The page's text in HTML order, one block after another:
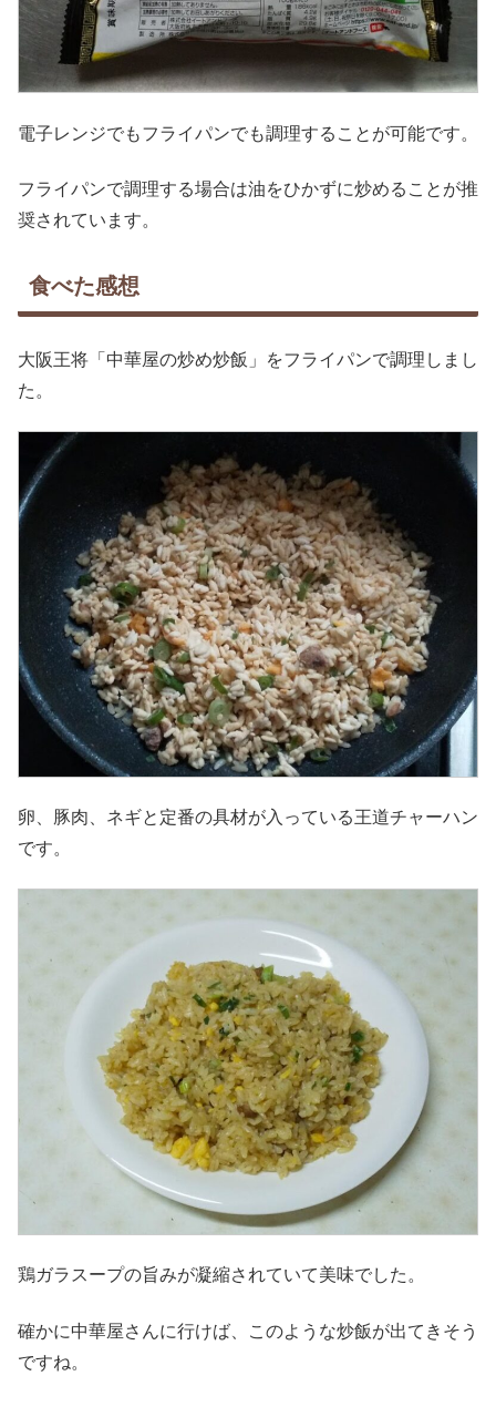
電子レンジでもフライパンでも調理することが可能です。
フライパンで調理する場合は油をひかずに炒めることが推
奨されています。
食べた感想
大阪王将「中華屋の炒め炒飯」をフライパンで調理しまし
た。
卵、豚肉、ネギと定番の具材が入っている王道チャーハン
です。
鶏ガラスープの旨みが凝縮されていて美味でした。
確かに中華屋さんに行けば、このような炒飯が出てきそう
ですね。